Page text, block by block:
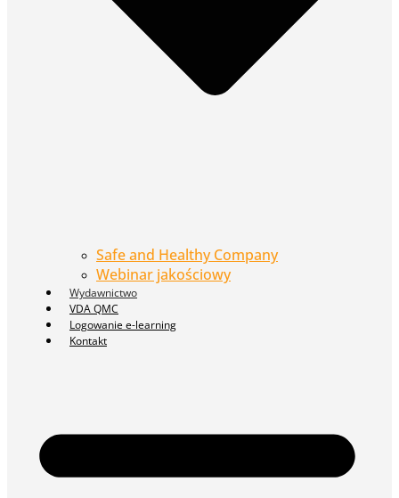
Safe and Healthy Company
Webinar jakościowy
Wydawnictwo
VDA QMC
Logowanie e-learning
Kontakt